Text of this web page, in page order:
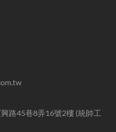
路45巷8弄16號2樓 (統帥工